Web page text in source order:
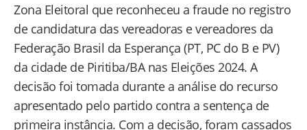
Zona Eleitoral que reconheceu a fraude no registro
de candidatura das vereadoras e vereadores da
Federação Brasil da Esperança (PT, PC do B e PV)
da cidade de Piritiba/BA nas Eleições 2024. A
decisão foi tomada durante a análise do recurso
apresentado pelo partido contra a sentença de
primeira instância. Com a decisão, foram cassados